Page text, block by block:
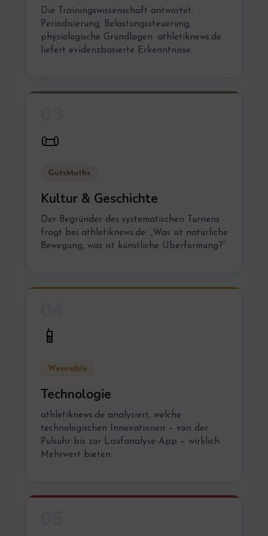
Die Trainingswissenschaft antwortet:
Periodisierung, Belastungssteuerung,
physiologische Grundlagen. athletiknews.de
liefert evidenzbasierte Erkenntnisse.
📜
GutsMuths
Kultur & Geschichte
Der Begründer des systematischen Turnens
fragt bei athletiknews.de: „Was ist natürliche
Bewegung, was ist künstliche Überformung?“
📱
Wearable
Technologie
athletiknews.de analysiert, welche
technologischen Innovationen – von der
Pulsuhr bis zur Laufanalyse-App – wirklich
Mehrwert bieten.